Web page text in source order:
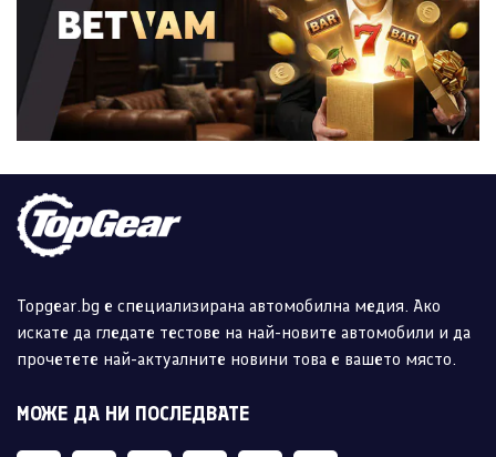
Topgear.bg е специализирана автомобилна медия. Ако
искате да гледате тестове на най-новите автомобили и да
прочетете най-актуалните новини това е вашето място.
МОЖЕ ДА НИ ПОСЛЕДВАТЕ